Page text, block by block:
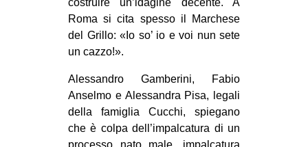
costruire un’idagine decente. A
Roma si cita spesso il Marchese
del Grillo: «Io so’ io e voi nun sete
un cazzo!».
Alessandro Gamberini, Fabio
Anselmo e Alessandra Pisa, legali
della famiglia Cucchi, spiegano
che è colpa dell’impalcatura di un